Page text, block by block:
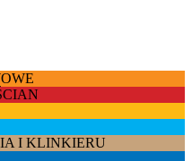
I KLINKIERU